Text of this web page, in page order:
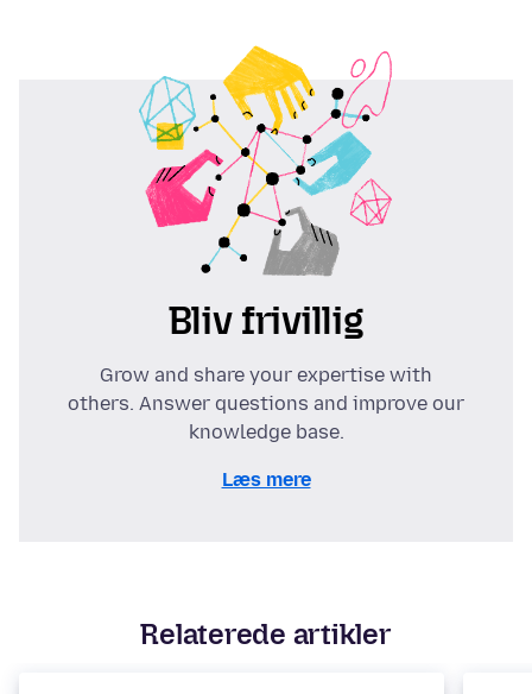
Bliv frivillig
Grow and share your expertise with
others. Answer questions and improve our
knowledge base.
Læs mere
Relaterede artikler